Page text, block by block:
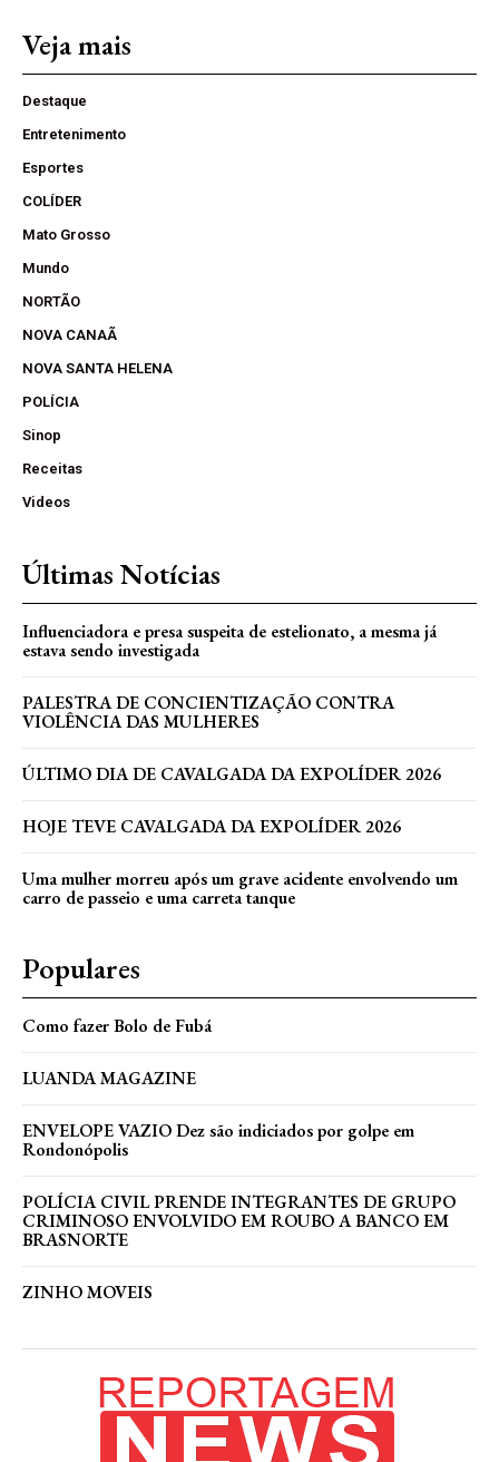
Veja mais
Destaque
Entretenimento
Esportes
COLÍDER
Mato Grosso
Mundo
NORTÃO
NOVA CANAÃ
NOVA SANTA HELENA
POLÍCIA
Sinop
Receitas
Videos
Últimas Notícias
Influenciadora e presa suspeita de estelionato, a mesma já
estava sendo investigada
PALESTRA DE CONCIENTIZAÇÃO CONTRA
VIOLÊNCIA DAS MULHERES
ÚLTIMO DIA DE CAVALGADA DA EXPOLÍDER 2026
HOJE TEVE CAVALGADA DA EXPOLÍDER 2026
Uma mulher morreu após um grave acidente envolvendo um
carro de passeio e uma carreta tanque
Populares
Como fazer Bolo de Fubá
LUANDA MAGAZINE
ENVELOPE VAZIO Dez são indiciados por golpe em
Rondonópolis
POLÍCIA CIVIL PRENDE INTEGRANTES DE GRUPO
CRIMINOSO ENVOLVIDO EM ROUBO A BANCO EM
BRASNORTE
ZINHO MOVEIS